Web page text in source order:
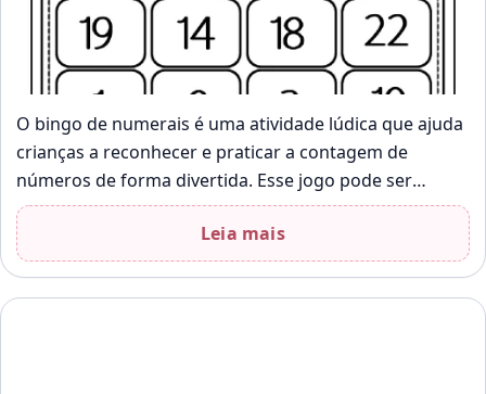
O bingo de numerais é uma atividade lúdica que ajuda
crianças a reconhecer e praticar a contagem de
números de forma divertida. Esse jogo pode ser
utilizado em…
Leia mais